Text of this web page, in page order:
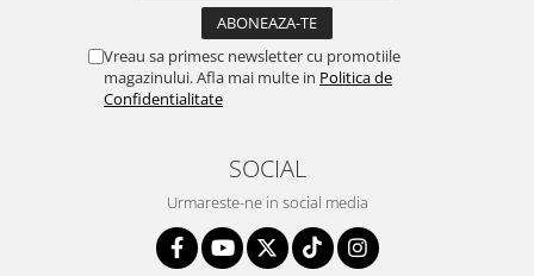
Vreau sa primesc newsletter cu promotiile
magazinului. Afla mai multe in Politica de
Confidentialitate
SOCIAL
Urmareste-ne in social media